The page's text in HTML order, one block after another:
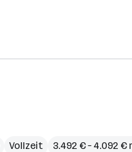
Vollzeit 3.492 € – 4.092